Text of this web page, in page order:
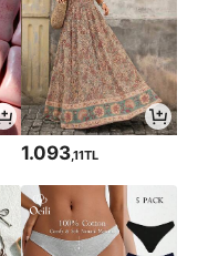
1.093,11TL